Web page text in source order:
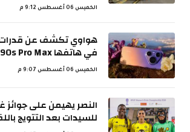
الخميس 06 أغسطس 9:12 م
هواوي تكشف عن قدرات
في هاتفها HUAWEI Pura 90s Pro Max
الخميس 06 أغسطس 9:07 م
النصر يهيمن على جوائز
للسيدات بعد التتويج